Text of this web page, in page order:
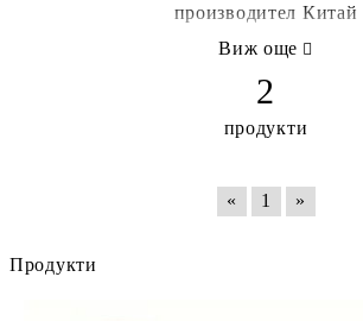
производител Китай
Виж още
2
продукти
« 1 »
Продукти